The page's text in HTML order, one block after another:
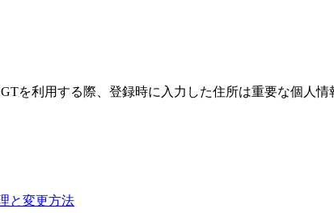
を利用する際、登録時に入力した住所は重要な個人
と変更方法